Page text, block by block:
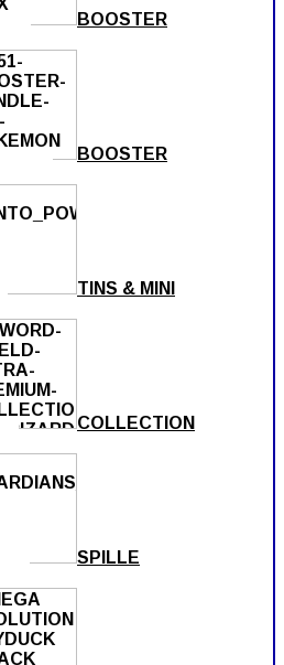
BOOSTER
BOOSTER
TINS & MINI
COLLECTION
SPILLE